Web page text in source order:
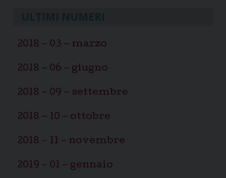
2018 – 03 – marzo
2018 – 06 – giugno
2018 – 09 – settembre
2018 – 10 – ottobre
2018 – 11 – novembre
2019 – 01 – gennaio